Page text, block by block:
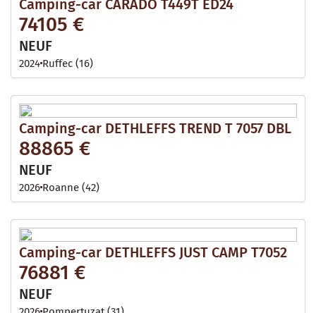
Camping-car CARADO T449T ED24
74105 €
NEUF
2024 Ruffec (16)
Camping-car DETHLEFFS TREND T 7057 DBL
88865 €
NEUF
2026 Roanne (42)
Camping-car DETHLEFFS JUST CAMP T7052
76881 €
NEUF